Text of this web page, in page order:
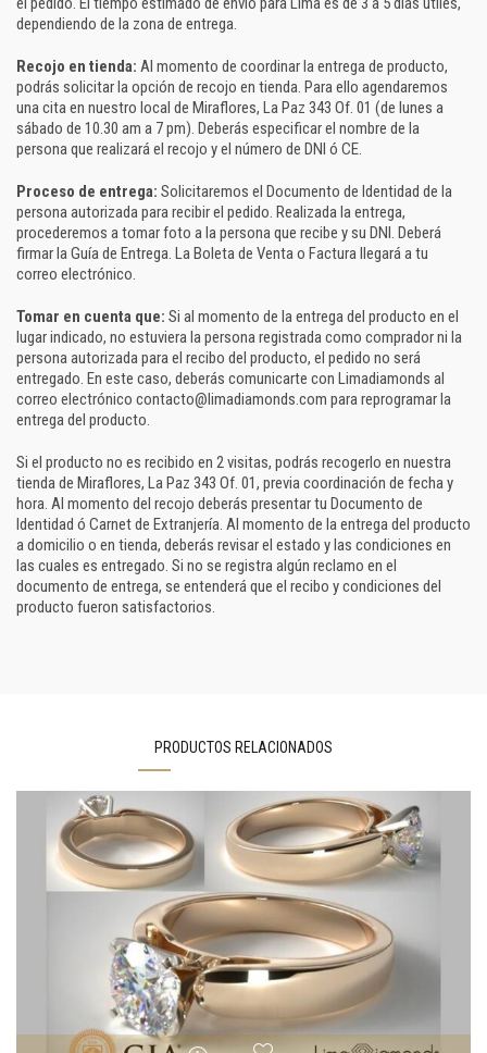
dependiendo de la zona de entrega.
Recojo en tienda: Al momento de coordinar la entrega de producto,
podrás solicitar la opción de recojo en tienda. Para ello agendaremos
una cita en nuestro local de Miraflores, La Paz 343 Of. 01 (de lunes a
sábado de 10.30 am a 7 pm). Deberás especificar el nombre de la
persona que realizará el recojo y el número de DNI ó CE.
Proceso de entrega: Solicitaremos el Documento de Identidad de la
persona autorizada para recibir el pedido. Realizada la entrega,
procederemos a tomar foto a la persona que recibe y su DNI. Deberá
firmar la Guía de Entrega. La Boleta de Venta o Factura llegará a tu
correo electrónico.
Tomar en cuenta que: Si al momento de la entrega del producto en el
lugar indicado, no estuviera la persona registrada como comprador ni la
persona autorizada para el recibo del producto, el pedido no será
entregado. En este caso, deberás comunicarte con Limadiamonds al
correo electrónico contacto@limadiamonds.com para reprogramar la
entrega del producto.
Si el producto no es recibido en 2 visitas, podrás recogerlo en nuestra
tienda de Miraflores, La Paz 343 Of. 01, previa coordinación de fecha y
hora. Al momento del recojo deberás presentar tu Documento de
Identidad ó Carnet de Extranjería. Al momento de la entrega del producto
a domicilio o en tienda, deberás revisar el estado y las condiciones en
las cuales es entregado. Si no se registra algún reclamo en el
documento de entrega, se entenderá que el recibo y condiciones del
producto fueron satisfactorios.
PRODUCTOS RELACIONADOS